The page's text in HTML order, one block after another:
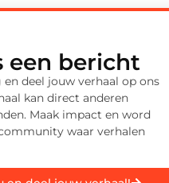
een bericht
en deel jouw verhaal op ons
kan direct anderen
Maak impact en word
waar verhalen